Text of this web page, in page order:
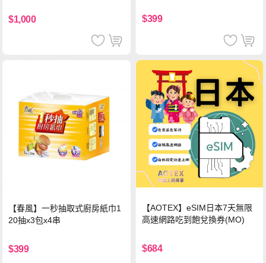
$1,000 $399
【春風】一秒抽取式廚房紙巾1
20抽x3包x4串
$399
【AOTEX】eSIM日本7天無限
高速網路吃到飽兌換券(MO)
$684